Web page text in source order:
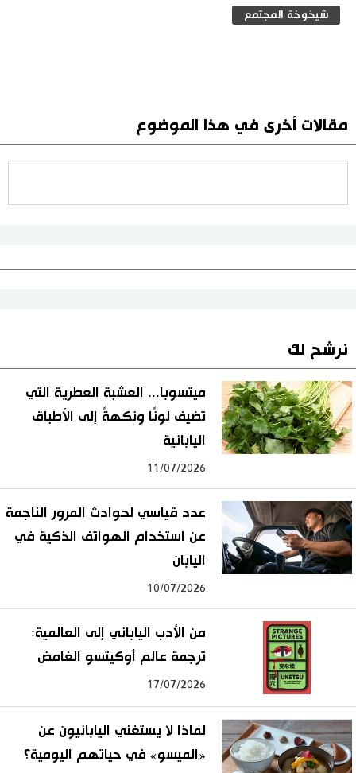
شيخوخة المجتمع
مقالات أخرى في هذا الموضوع
نرشح لك
ميتسوبا... العشبة العطرية التي
تضيف لونًا ونكهةً إلى الأطباق
اليابانية
11/07/2026
عدد قياسي لحوادث المرور الناجمة
عن استخدام الهواتف الذكية في
اليابان
10/07/2026
من الأدب الياباني إلى العالمية:
ترجمة عالم أوكيتسو الغامض
17/07/2026
لماذا لا يستغني اليابانيون عن
«الميسو» في حياتهم اليومية؟